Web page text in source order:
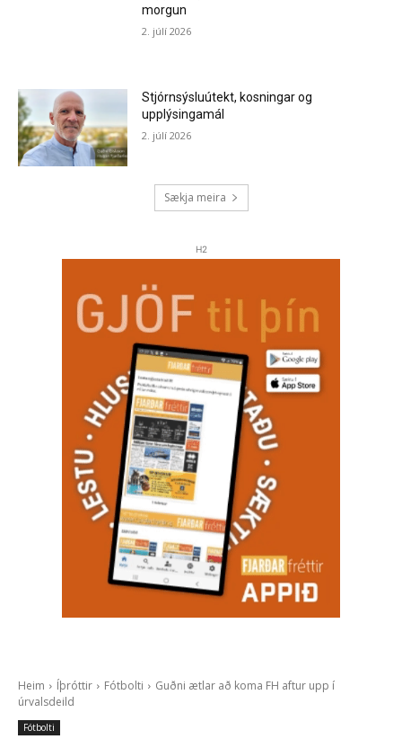
morgun
2. júlí 2026
Stjórnsýsluútekt, kosningar og
upplýsingamál
2. júlí 2026
Sækja meira
H2